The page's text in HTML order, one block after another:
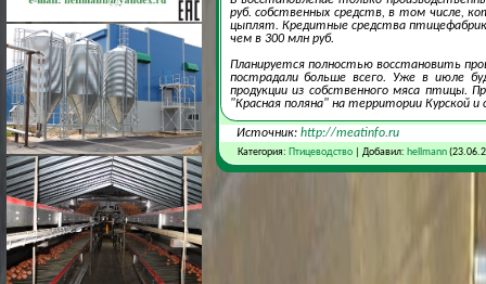
руб. собственных средств, в том числе,
цыплят. Кредитные средства
чем в 300 млн руб.
Планируется полностью восстановить
пострадали больше всего. Уже в июле
продукции из собственного мяса птицы.
"Красная поляна" на территории Курской и
Источник: http://meatinfo.ru
Категория: Птицеводство| Добавил: hellmann